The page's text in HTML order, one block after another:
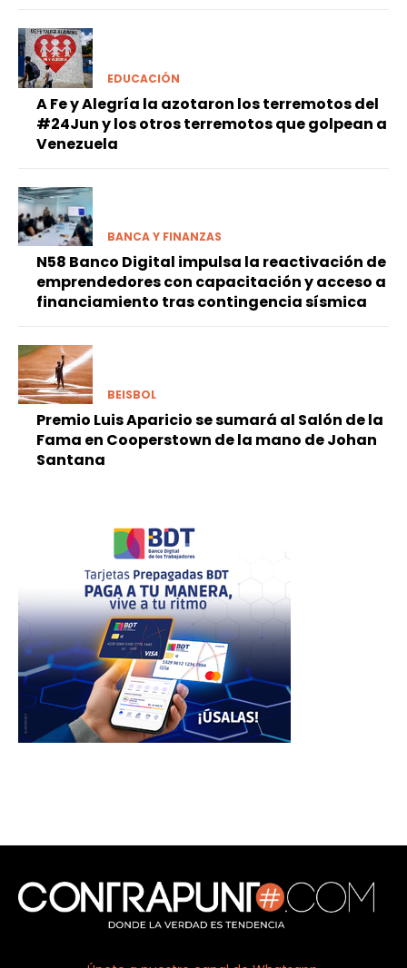
EDUCACIÓN
A Fe y Alegría la azotaron los terremotos del
#24Jun y los otros terremotos que golpean a
Venezuela
BANCA Y FINANZAS
N58 Banco Digital impulsa la reactivación de
emprendedores con capacitación y acceso a
financiamiento tras contingencia sísmica
BEISBOL
Premio Luis Aparicio se sumará al Salón de la
Fama en Cooperstown de la mano de Johan
Santana